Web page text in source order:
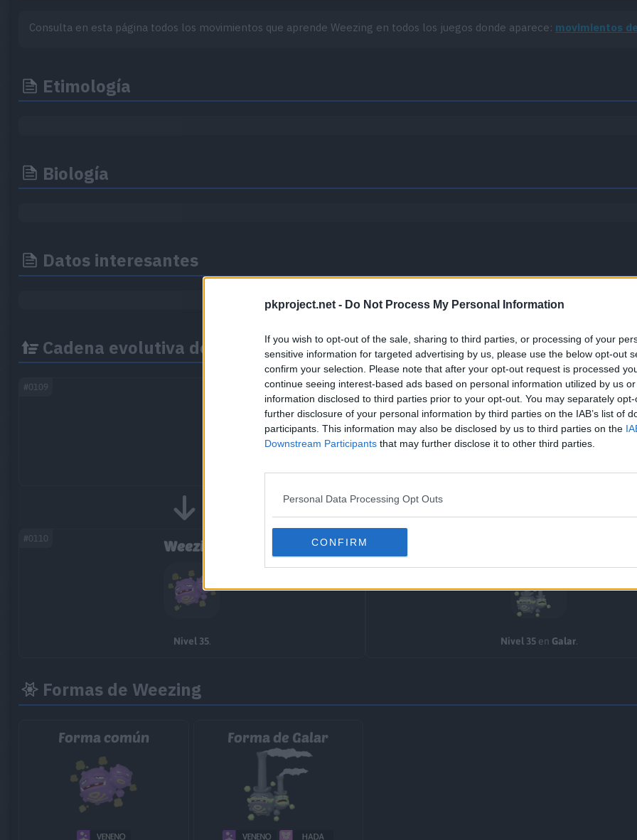
pkproject.net - Do Not Process My Personal Information
If you wish to opt-out of the sale, sharing to third parties, or processing of your
sensitive information for targeted advertising by us, please use the below opt-out
confirm your selection. Please note that after your opt-out request is processed
continue seeing interest-based ads based on personal information utilized by us
information disclosed to third parties prior to your opt-out. You may separately
further disclosure of your personal information by third parties on the IAB’s list of
participants. This information may also be disclosed by us to third parties on the
Downstream Participants that may further disclose it to other third parties.
Personal Data Processing Opt Outs
CONFIRM
Consulta en esta página todos los movimientos que aprende Weezing en todos los juegos donde aparece: movimientos
Etimología
Biología
Datos interesantes
Cadena evolutiva de Weezing
#0109 Koffing
#0110 Weezing
Nivel 35. Nivel 35en Galar.
Formas de Weezing
Forma común Forma de Galar